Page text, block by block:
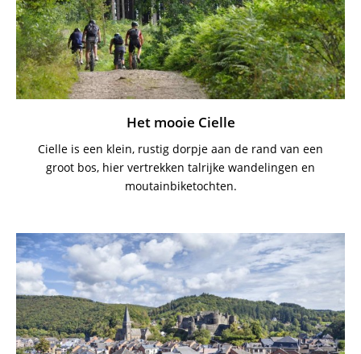
Het mooie Cielle
Cielle is een klein, rustig dorpje aan de rand van een
groot bos, hier vertrekken talrijke wandelingen en
moutainbiketochten.